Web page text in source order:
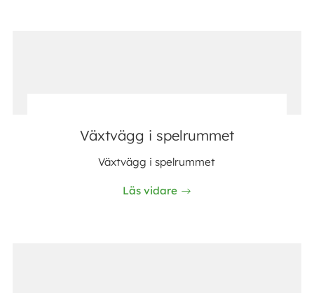
Växtvägg i spelrummet
Växtvägg i spelrummet
Läs vidare